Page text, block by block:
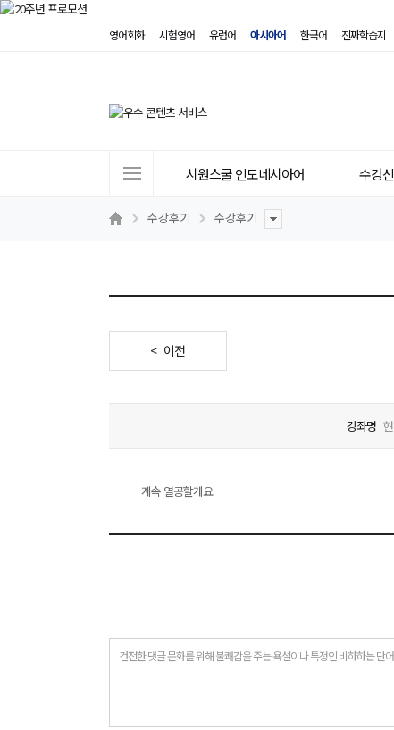
영어회화 시험영어 유럽어 아시아어 한국어 진짜학습지
트
시원스쿨 인도네시아어 수강
수강후기 수강후기
< 이전
강좌명
계속 열공할게요
건전한 댓글 문화를 위해 불쾌감을 주는 욕설이나 특정인 비하하는 단